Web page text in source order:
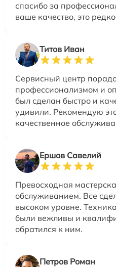
спасибо за
ваше качество, это
Титов Иван
Сервисный центр
профессионализмом и
был сделан быстро и
удивили. Рекомендую
качественное
Ершов Савелий
Превосходная
обслуживанием. Все
высоком уровне.
были вежливы и
обратился к ним.
Петров Роман